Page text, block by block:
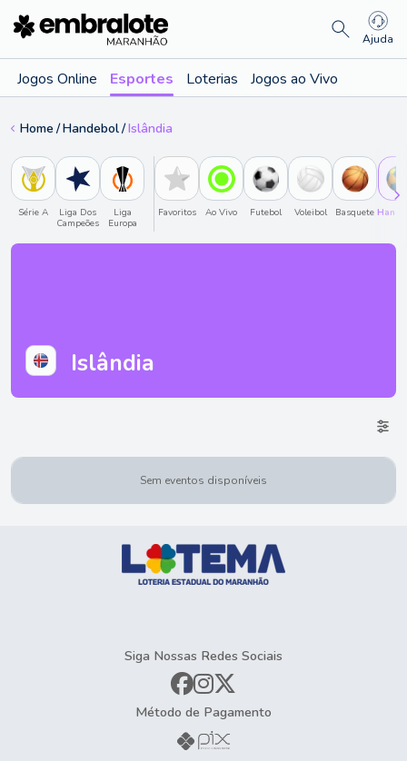
Ajuda
Jogos Online Esportes Loterias Jogos ao Vivo
Home Handebol Islândia
Série A
Liga Dos
Campeões
Liga
Europa
Favoritos Ao Vivo Futebol Voleibol Basquete
Islândia
Sem eventos disponíveis
Siga Nossas Redes Sociais
Método de Pagamento